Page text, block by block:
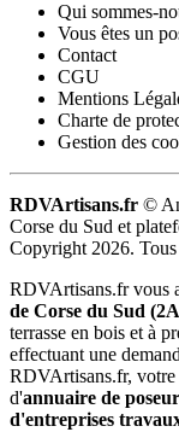
Qui sommes-
Vous êtes un
Contact
CGU
Mentions
Charte de
Gestion des
RDVArtisans.fr ©
Corse du Sud et
Copyright 2026. Tous
RDVArtisans.fr vous
de Corse du Sud
terrasse en bois et à
effectuant une
RDVArtisans.fr, votre
d'annuaire de
d'entreprises